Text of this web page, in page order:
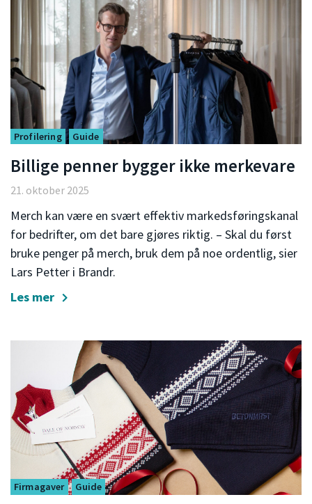
Profilering Guide
Billige penner bygger ikke merkevare
21. oktober 2025
Merch kan være en svært effektiv markedsføringskanal
for bedrifter, om det bare gjøres riktig. – Skal du først
bruke penger på merch, bruk dem på noe ordentlig, sier
Lars Petter i Brandr.
Les mer
Firmagaver Guide